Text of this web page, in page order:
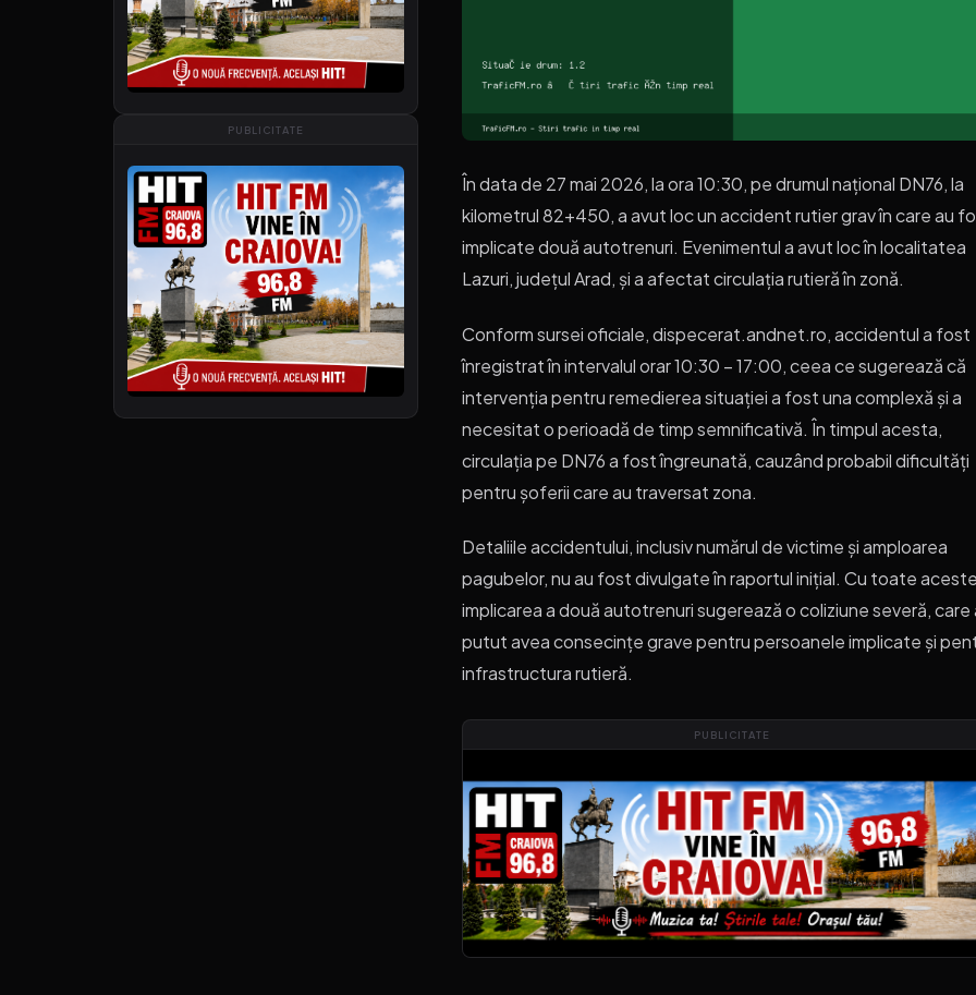
PUBLICITATE
În data de 27 mai 2026, la ora 10:30, pe drumul național DN76, la
kilometrul 82+450, a avut loc un accident rutier grav în care au
implicate două autotrenuri. Evenimentul a avut loc în localitatea
Lazuri, județul Arad, și a afectat circulația rutieră în zonă.
Conform sursei oficiale, dispecerat.andnet.ro, accidentul a fost
înregistrat în intervalul orar 10:30 – 17:00, ceea ce sugerează că
intervenția pentru remedierea situației a fost una complexă și a
necesitat o perioadă de timp semnificativă. În timpul acesta,
circulația pe DN76 a fost îngreunată, cauzând probabil dificultăți
pentru șoferii care au traversat zona.
Detaliile accidentului, inclusiv numărul de victime și amploarea
pagubelor, nu au fost divulgate în raportul inițial. Cu toate
implicarea a două autotrenuri sugerează o coliziune severă, care
putut avea consecințe grave pentru persoanele implicate și
infrastructura rutieră.
PUBLICITATE